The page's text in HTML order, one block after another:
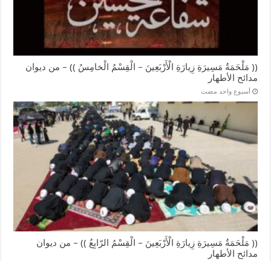
(( مَلْحَمَةُ مَسِيرَةِ زِيارَةِ الْأَرْبَعِينَ – الْقِسْمُ الْخامِسُ )) – من ديوان
مدائح الأطهار
‏أسبوع واحد مضت
(( مَلْحَمَةُ مَسِيرَةِ زِيارَةِ الْأَرْبَعِينَ – الْقِسْمُ الرّابِعُ )) – من ديوان
مدائح الأطهار